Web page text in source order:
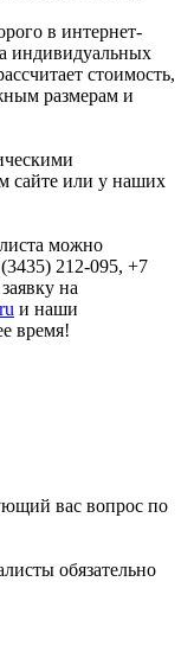
в интернет-
индивидуальных
стоимость,
размерам и
сайте или у наших
можно
212-095, +7
на
и наши
время!
вас вопрос по
обязательно